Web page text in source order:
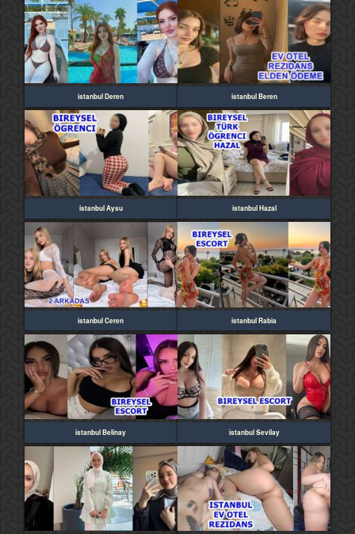
istanbul Deren istanbul Beren
istanbul Aysu istanbul Hazal
istanbul Ceren istanbul Rabia
istanbul Belinay istanbul Sevilay